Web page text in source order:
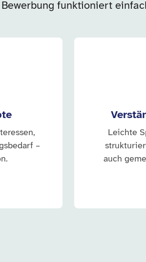
funktioniert
–
Leichte
auch